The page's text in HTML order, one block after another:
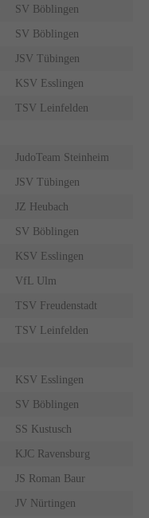
SV Böblingen
SV Böblingen
JSV Tübingen
KSV Esslingen
TSV Leinfelden
JudoTeam Steinheim
JSV Tübingen
JZ Heubach
SV Böblingen
KSV Esslingen
VfL Ulm
TSV Freudenstadt
TSV Leinfelden
KSV Esslingen
SV Böblingen
SS Kustusch
KJC Ravensburg
JS Roman Baur
JV Nürtingen